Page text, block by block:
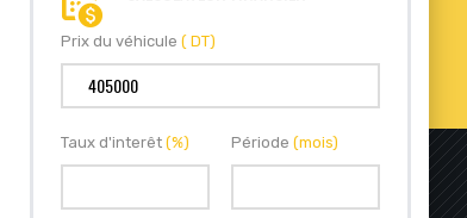
Prix du véhicule ( DT)
Taux d'interêt (%) Période (mois)